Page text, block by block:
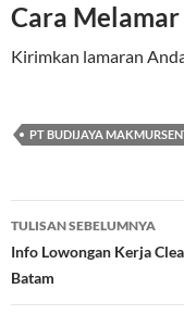
Cara Melamar
Kirimkan lamaran
PT BUDIJAYA
Navigasi
Tulisan
TULISAN SEBELUMNYA
Info Lowongan Kerja
Batam